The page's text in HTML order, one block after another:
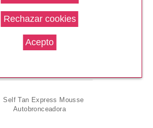
ST MORIZ
Advanced Tanning Mousse
Autobronceadora Correctora